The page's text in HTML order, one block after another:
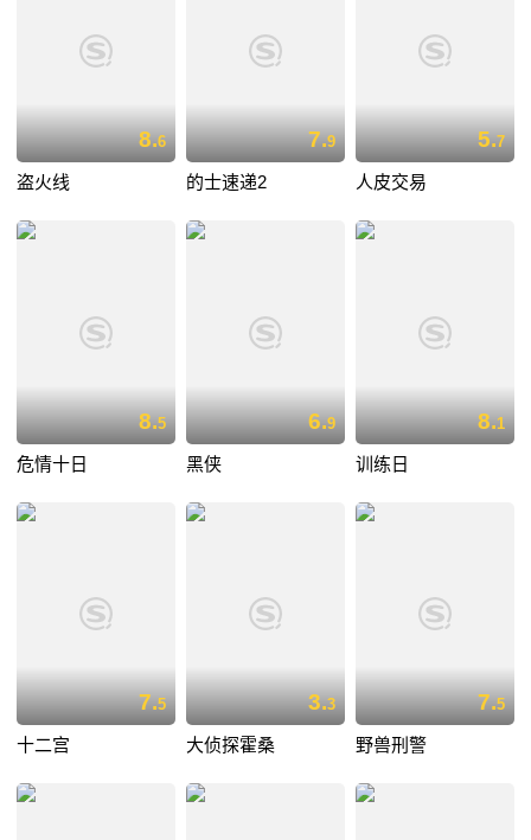
8.6
盗火线
7.9
的士速递2
5.7
人皮交易
8.5
危情十日
6.9
黑侠
8.1
训练日
7.5
十二宫
3.3
大侦探霍桑
7.5
野兽刑警